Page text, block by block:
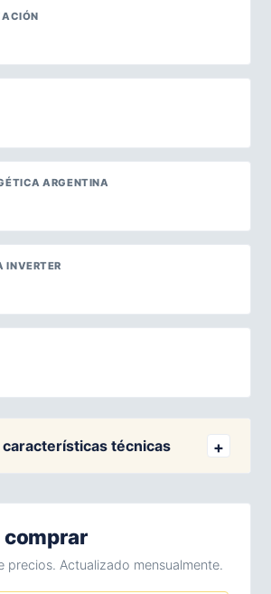
ARGENTINA
INVERTER
técnicas
comprar
precios. Actualizado mensualmente.